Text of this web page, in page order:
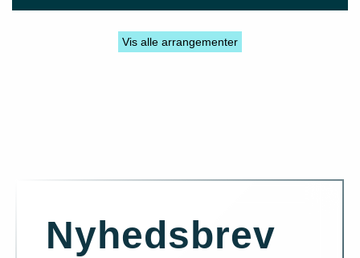
Vis alle arrangementer
Nyhedsbrev